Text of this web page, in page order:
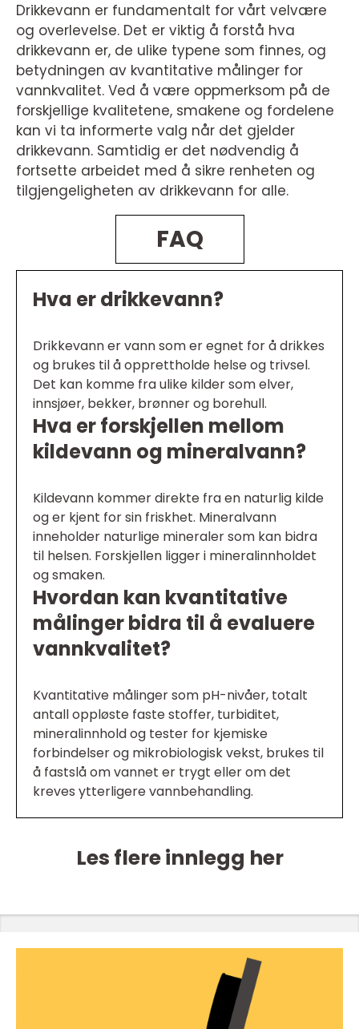
Drikkevann er fundamentalt for vårt velvære
og overlevelse. Det er viktig å forstå hva
drikkevann er, de ulike typene som finnes, og
betydningen av kvantitative målinger for
vannkvalitet. Ved å være oppmerksom på de
forskjellige kvalitetene, smakene og fordelene
kan vi ta informerte valg når det gjelder
drikkevann. Samtidig er det nødvendig å
fortsette arbeidet med å sikre renheten og
tilgjengeligheten av drikkevann for alle.
FAQ
Hva er drikkevann?
Drikkevann er vann som er egnet for å drikkes
og brukes til å opprettholde helse og trivsel.
Det kan komme fra ulike kilder som elver,
innsjøer, bekker, brønner og borehull.
Hva er forskjellen mellom
kildevann og mineralvann?
Kildevann kommer direkte fra en naturlig kilde
og er kjent for sin friskhet. Mineralvann
inneholder naturlige mineraler som kan bidra
til helsen. Forskjellen ligger i mineralinnholdet
og smaken.
Hvordan kan kvantitative
målinger bidra til å evaluere
vannkvalitet?
Kvantitative målinger som pH-nivåer, totalt
antall oppløste faste stoffer, turbiditet,
mineralinnhold og tester for kjemiske
forbindelser og mikrobiologisk vekst, brukes til
å fastslå om vannet er trygt eller om det
kreves ytterligere vannbehandling.
Les flere innlegg her